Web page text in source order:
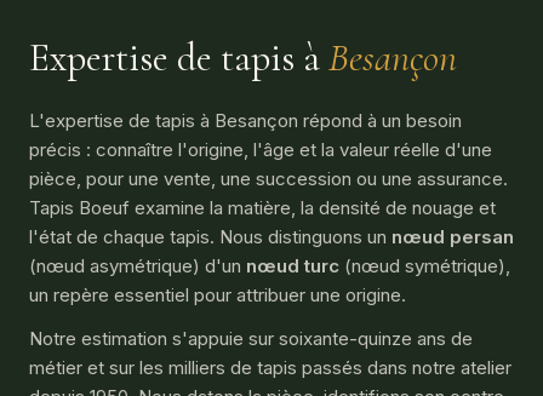
Expertise de tapis àBesançon
L'expertise de tapis à Besançon répond à un besoin
précis : connaître l'origine, l'âge et la valeur réelle d'une
pièce, pour une vente, une succession ou une assurance.
Tapis Boeuf examine la matière, la densité de nouage et
l'état de chaque tapis. Nous distinguons un nœud persan
(nœud asymétrique) d'un nœud turc (nœud symétrique),
un repère essentiel pour attribuer une origine.
Notre estimation s'appuie sur soixante-quinze ans de
métier et sur les milliers de tapis passés dans notre atelier